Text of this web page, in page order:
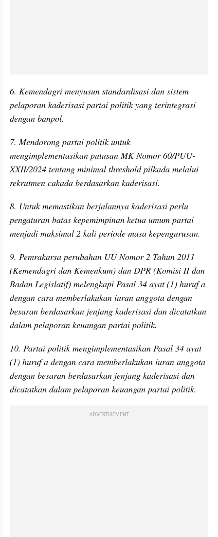
6. Kemendagri menyusun standardisasi dan sistem
pelaporan kaderisasi partai politik yang terintegrasi
dengan banpol.
7. Mendorong partai politik untuk
mengimplementasikan putusan MK Nomor 60/PUU-
XXII/2024 tentang minimal threshold pilkada melalui
rekrutmen cakada berdasarkan kaderisasi.
8. Untuk memastikan berjalannya kaderisasi perlu
pengaturan batas kepemimpinan ketua umum partai
menjadi maksimal 2 kali periode masa kepengurusan.
9. Pemrakarsa perubahan UU Nomor 2 Tahun 2011
(Kemendagri dan Kemenkum) dan DPR (Komisi II dan
Badan Legislatif) melengkapi Pasal 34 ayat (1) huruf a
dengan cara memberlakukan iuran anggota dengan
besaran berdasarkan jenjang kaderisasi dan dicatatkan
dalam pelaporan keuangan partai politik.
10. Partai politik mengimplementasikan Pasal 34 ayat
(1) huruf a dengan cara memberlakukan iuran anggota
dengan besaran berdasarkan jenjang kaderisasi dan
dicatatkan dalam pelaporan keuangan partai politik.
ADVERTISEMENT